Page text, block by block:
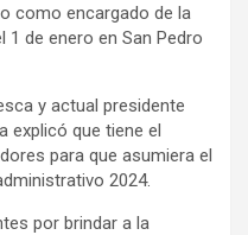
como encargado de la
1 de enero en San Pedro
y actual presidente
explicó que tiene el
para que asumiera el
2024.
por brindar a la